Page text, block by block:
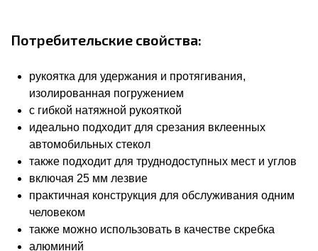
Потребительские свойства:
рукоятка для удержания и протягивания,
изолированная погружением
с гибкой натяжной рукояткой
идеально подходит для срезания вклеенных
автомобильных стекол
также подходит для труднодоступных мест и углов
включая 25 мм лезвие
практичная конструкция для обслуживания одним
человеком
также можно использовать в качестве скребка
алюминий